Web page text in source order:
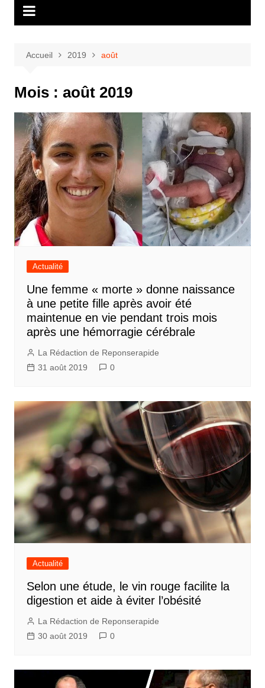
Accueil 2019 août
Mois : août 2019
Actualité
Une femme « morte » donne naissance
à une petite fille après avoir été
maintenue en vie pendant trois mois
après une hémorragie cérébrale
La Rédaction de Reponserapide
31 août 2019
0
Actualité
Selon une étude, le vin rouge facilite la
digestion et aide à éviter l’obésité
La Rédaction de Reponserapide
30 août 2019
0